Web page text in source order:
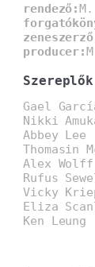
rendező:
producer:
Szereplők
Gael
Nikki
Abbey Lee
Thomasin
Alex Wolff
Rufus
Vicky
Eliza
Ken Leung